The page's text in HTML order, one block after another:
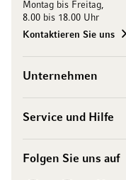
Montag bis Freitag,
8.00 bis 18.00 Uhr
Kontaktieren Sie uns
Unternehmen
Service und Hilfe
Folgen Sie uns auf